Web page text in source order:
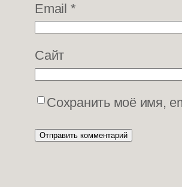
Email *
Сайт
Сохранить моё имя,